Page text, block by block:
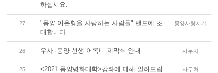
하십시요.
27
"몽양 여운형을 사랑하는 사람들" 밴드에 초
대합니다.
몽양사랑지기
26 우사 ·몽양 선생 어록비 제막식 안내 사무처
25
<2021 몽양평화대학>강좌에 대해 알려드립
사무처